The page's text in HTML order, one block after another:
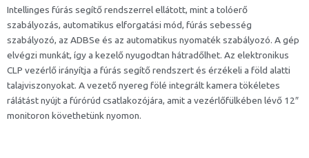
Intellinges fúrás segítő rendszerrel ellátott, mint a tolóerő
szabályozás, automatikus elforgatási mód, fúrás sebesség
szabályozó, az ADBSe és az automatikus nyomaték szabályozó. A gép
elvégzi munkát, így a kezelő nyugodtan hátradőlhet. Az elektronikus
CLP vezérlő irányítja a fúrás segítő rendszert és érzékeli a föld alatti
talajviszonyokat. A vezető nyereg fölé integrált kamera tökéletes
rálátást nyújt a fúrórúd csatlakozójára, amit a vezérlőfülkében lévő 12″
monitoron követhetünk nyomon.